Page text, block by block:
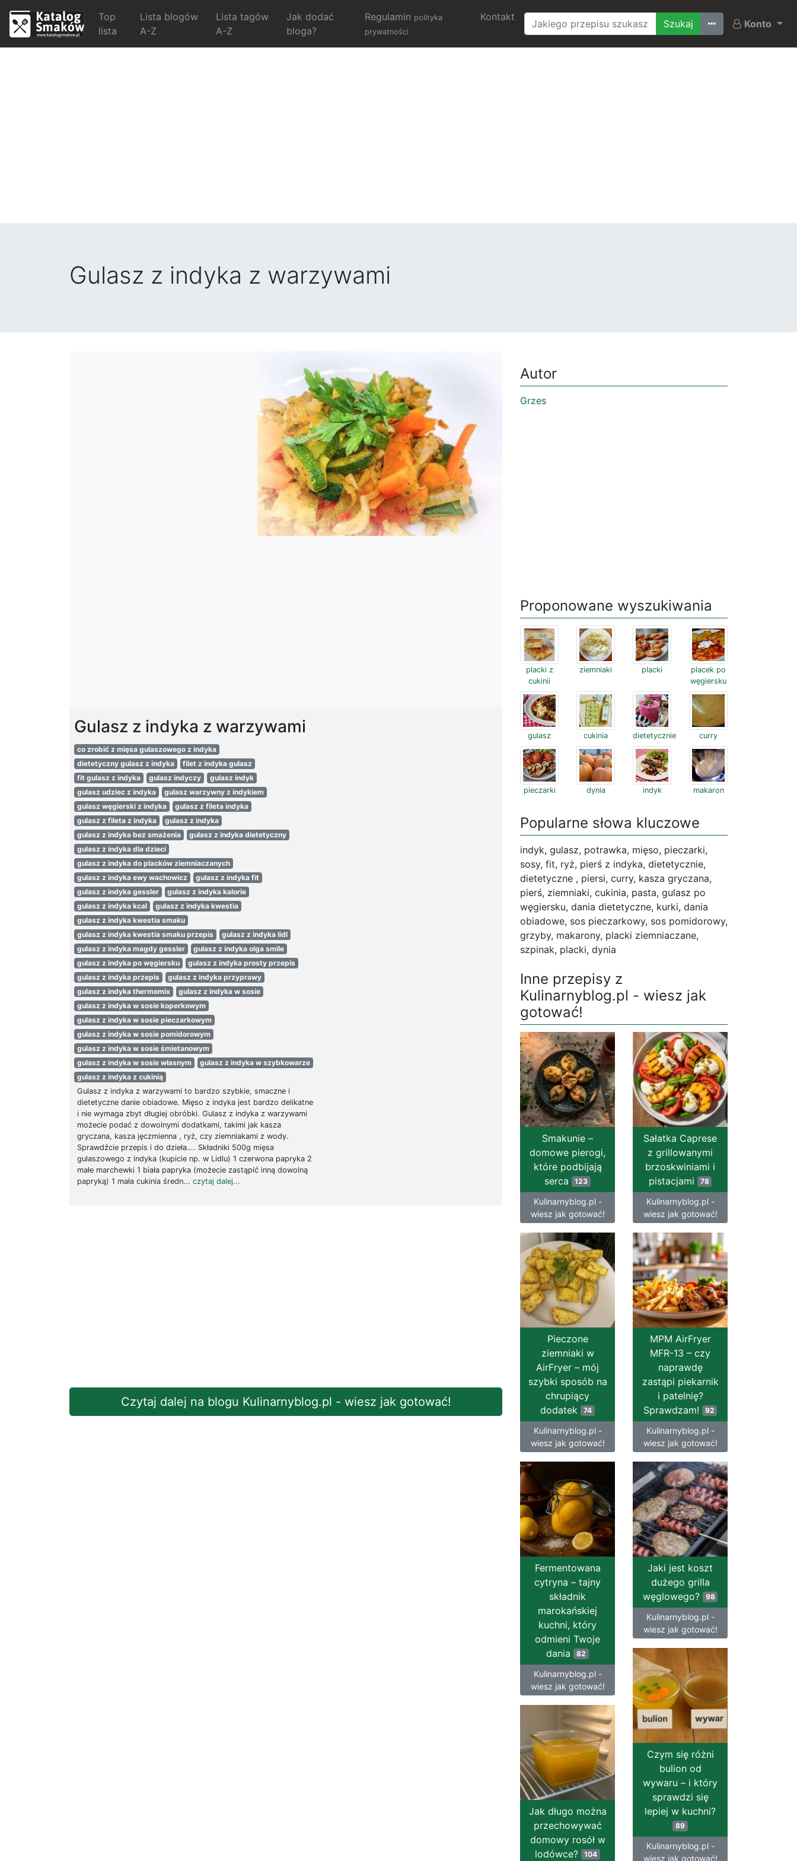
Top
lista
Lista blogów
A-Z
Lista tagów
A-Z
Jak dodać
bloga?
Regulamin polityka
prywatności
Kontakt
Ostatnio szukane
Konto
Gulasz z indyka z warzywami
Gulasz z indyka z warzywami
co zrobić z mięsa gulaszowego z indyka
dietetyczny gulasz z indyka
filet z indyka gulasz
fit gulasz z indyka
gulasz indyczy
gulasz indyk
gulasz udziec z indyka
gulasz warzywny z indykiem
gulasz węgierski z indyka
gulasz z fileta indyka
gulasz z fileta z indyka
gulasz z indyka
gulasz z indyka bez smażenia
gulasz z indyka dietetyczny
gulasz z indyka dla dzieci
gulasz z indyka do placków ziemniaczanych
gulasz z indyka ewy wachowicz
gulasz z indyka fit
gulasz z indyka gessler
gulasz z indyka kalorie
gulasz z indyka kcal
gulasz z indyka kwestia
gulasz z indyka kwestia smaku
gulasz z indyka kwestia smaku przepis
gulasz z indyka lidl
gulasz z indyka magdy gessler
gulasz z indyka olga smile
gulasz z indyka po węgiersku
gulasz z indyka prosty przepis
gulasz z indyka przepis
gulasz z indyka przyprawy
gulasz z indyka thermomix
gulasz z indyka w sosie
gulasz z indyka w sosie koperkowym
gulasz z indyka w sosie pieczarkowym
gulasz z indyka w sosie pomidorowym
gulasz z indyka w sosie śmietanowym
gulasz z indyka w sosie własnym
gulasz z indyka w szybkowarze
gulasz z indyka z cukinią
Gulasz z indyka z warzywami to bardzo szybkie, smaczne i
dietetyczne danie obiadowe. Mięso z indyka jest bardzo delikatne
i nie wymaga zbyt długiej obróbki. Gulasz z indyka z warzywami
możecie podać z dowolnymi dodatkami, takimi jak kasza
gryczana, kasza jęczmienna , ryż, czy ziemniakami z wody.
Sprawdźcie przepis i do dzieła…. Składniki 500g mięsa
gulaszowego z indyka (kupicie np. w Lidlu) 1 czerwona papryka 2
małe marchewki 1 biała papryka (możecie zastąpić inną dowolną
papryką) 1 mała cukinia średn... czytaj dalej...
Czytaj dalej na blogu Kulinarnyblog.pl - wiesz jak gotować!
Autor
Grzes
Proponowane wyszukiwania
placki z
cukinii
ziemniaki placki
placek po
węgiersku
gulasz cukinia dietetycznie curry
pieczarki dynia indyk makaron
Popularne słowa kluczowe
indyk, gulasz, potrawka, mięso, pieczarki,
sosy, fit, ryż, pierś z indyka, dietetycznie,
dietetyczne , piersi, curry, kasza gryczana,
pierś, ziemniaki, cukinia, pasta, gulasz po
węgiersku, dania dietetyczne, kurki, dania
obiadowe, sos pieczarkowy, sos pomidorowy,
grzyby, makarony, placki ziemniaczane,
szpinak, placki, dynia
Inne przepisy z
Kulinarnyblog.pl - wiesz jak
gotować!
Smakunie –
domowe pierogi,
które podbijają
serca 123
Kulinarnyblog.pl -
wiesz jak gotować!
Sałatka Caprese
z grillowanymi
brzoskwiniami i
pistacjami
78
Kulinarnyblog.pl -
wiesz jak gotować!
Pieczone
ziemniaki w
AirFryer – mój
szybki sposób na
chrupiący
dodatek 74
Kulinarnyblog.pl -
wiesz jak gotować!
MPM AirFryer
MFR-13 – czy
naprawdę
zastąpi piekarnik
i patelnię?
Sprawdzam!
92
Kulinarnyblog.pl -
wiesz jak gotować!
Fermentowana
cytryna – tajny
składnik
marokańskiej
kuchni, który
odmieni Twoje
dania 82
Kulinarnyblog.pl -
wiesz jak gotować!
Jaki jest koszt
dużego grilla
węglowego?
98
Kulinarnyblog.pl -
wiesz jak gotować!
Czym się różni
bulion od
wywaru – i który
sprawdzi się
lepiej w kuchni?
89
Kulinarnyblog.pl -
wiesz jak gotować!
Jak długo można
przechowywać
domowy rosół w
lodówce? 104